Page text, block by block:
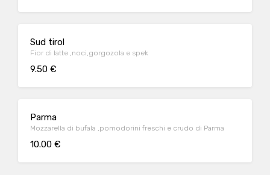
Sud tirol
Fior di latte ,noci,gorgozola e spek
9.50 €
Parma
Mozzarella di bufala ,pomodorini freschi e crudo di Parma
10.00 €